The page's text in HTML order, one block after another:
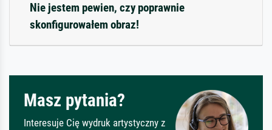
Nie jestem pewien, czy poprawnie
skonfigurowałem obraz!
Masz pytania?
Interesuje Cię wydruk artystyczny z